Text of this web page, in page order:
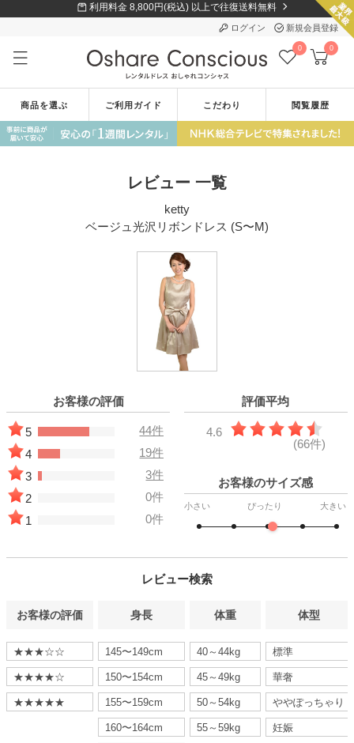
利用料金 8,800円(税込) 以上で往復送料無料
ログイン 新規会員登録
0 0
商品を選ぶ ご利用ガイド こだわり 閲覧履歴
レビュー 一覧
ketty
ベージュ光沢リボンドレス (S〜M)
評価平均
4.6
(66件)
お客様の評価
5
44件
4
19件
3
3件
2
0件
1
0件
お客様のサイズ感
小さい ぴったり 大きい
レビュー検索
お客様の評価
★★★☆☆
★★★★☆
★★★★★
身長
145〜149cm
150〜154cm
155〜159cm
160〜164cm
体重
40～44kg
45～49kg
50～54kg
55～59kg
体型
標準
華奢
ややぽっちゃり
妊娠